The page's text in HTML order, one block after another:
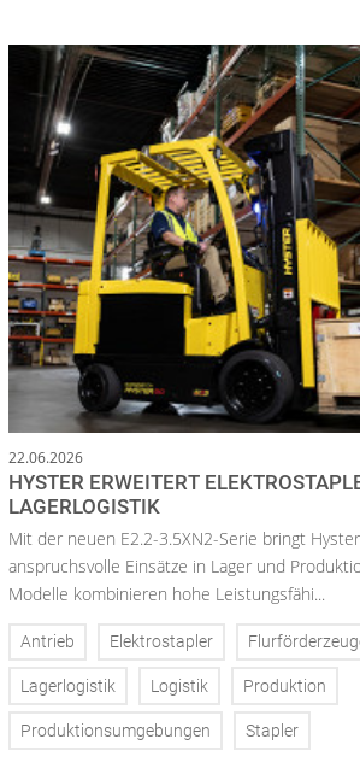
22.06.2026
HYSTER ERWEITERT
LAGERLOGISTIK
Mit der neuen E2.2-3.5XN2-Serie bringt
anspruchsvolle Einsätze in Lager und
Modelle kombinieren hohe Leistungsfähi...
Antrieb Elektrostapler
Lagerlogistik Logistik Produktion
Produktionsumgebungen Stapler